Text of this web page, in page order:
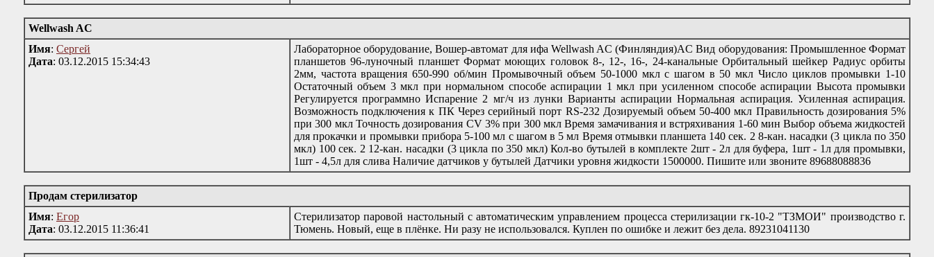
Wellwash AC
Имя: Сергей
Дата: 03.12.2015 15:34:43
Лабораторное оборудование, Вошер-автомат для ифа Wellwash AC (Финляндия)AC Вид оборудования: Промышленное Формат
планшетов 96-луночный планшет Формат моющих головок 8-, 12-, 16-, 24-канальные Орбитальный шейкер Радиус орбиты
2мм, частота вращения 650-990 об/мин Промывочный объем 50-1000 мкл с шагом в 50 мкл Число циклов промывки 1-10
Остаточный объем 3 мкл при нормальном способе аспирации 1 мкл при усиленном способе аспирации Высота промывки
Регулируется программно Испарение 2 мг/ч из лунки Варианты аспирации Нормальная аспирация. Усиленная аспирация.
Возможность подключения к ПК Через серийный порт RS-232 Дозируемый объем 50-400 мкл Правильность дозирования 5%
при 300 мкл Точность дозирования CV 3% при 300 мкл Время замачивания и встряхивания 1-60 мин Выбор объема жидкостей
для прокачки и промывки прибора 5-100 мл с шагом в 5 мл Время отмывки планшета 140 сек. 2 8-кан. насадки (3 цикла по 350
мкл) 100 сек. 2 12-кан. насадки (3 цикла по 350 мкл) Кол-во бутылей в комплекте 2шт - 2л для буфера, 1шт - 1л для промывки,
1шт - 4,5л для слива Наличие датчиков у бутылей Датчики уровня жидкости 1500000. Пишите или звоните 89688088836
Продам стерилизатор
Имя: Егор
Дата: 03.12.2015 11:36:41
Стерилизатор паровой настольный с автоматическим управлением процесса стерилизации гк-10-2 "ТЗМОИ" производство г.
Тюмень. Новый, еще в плёнке. Ни разу не использовался. Куплен по ошибке и лежит без дела. 89231041130